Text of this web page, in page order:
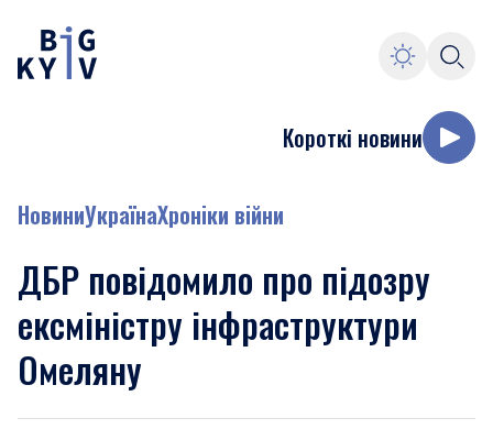
Короткі новини
НовиниУкраїнаХроніки війни
ДБР повідомило про підозру
ексміністру інфраструктури
Омеляну